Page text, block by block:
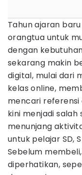
Tahun ajaran
orangtua untuk
dengan
sekarang makin
digital, mulai dari
kelas online,
mencari
kini menjadi
menunjang
untuk pelajar SD,
Sebelum
diperhatikan,